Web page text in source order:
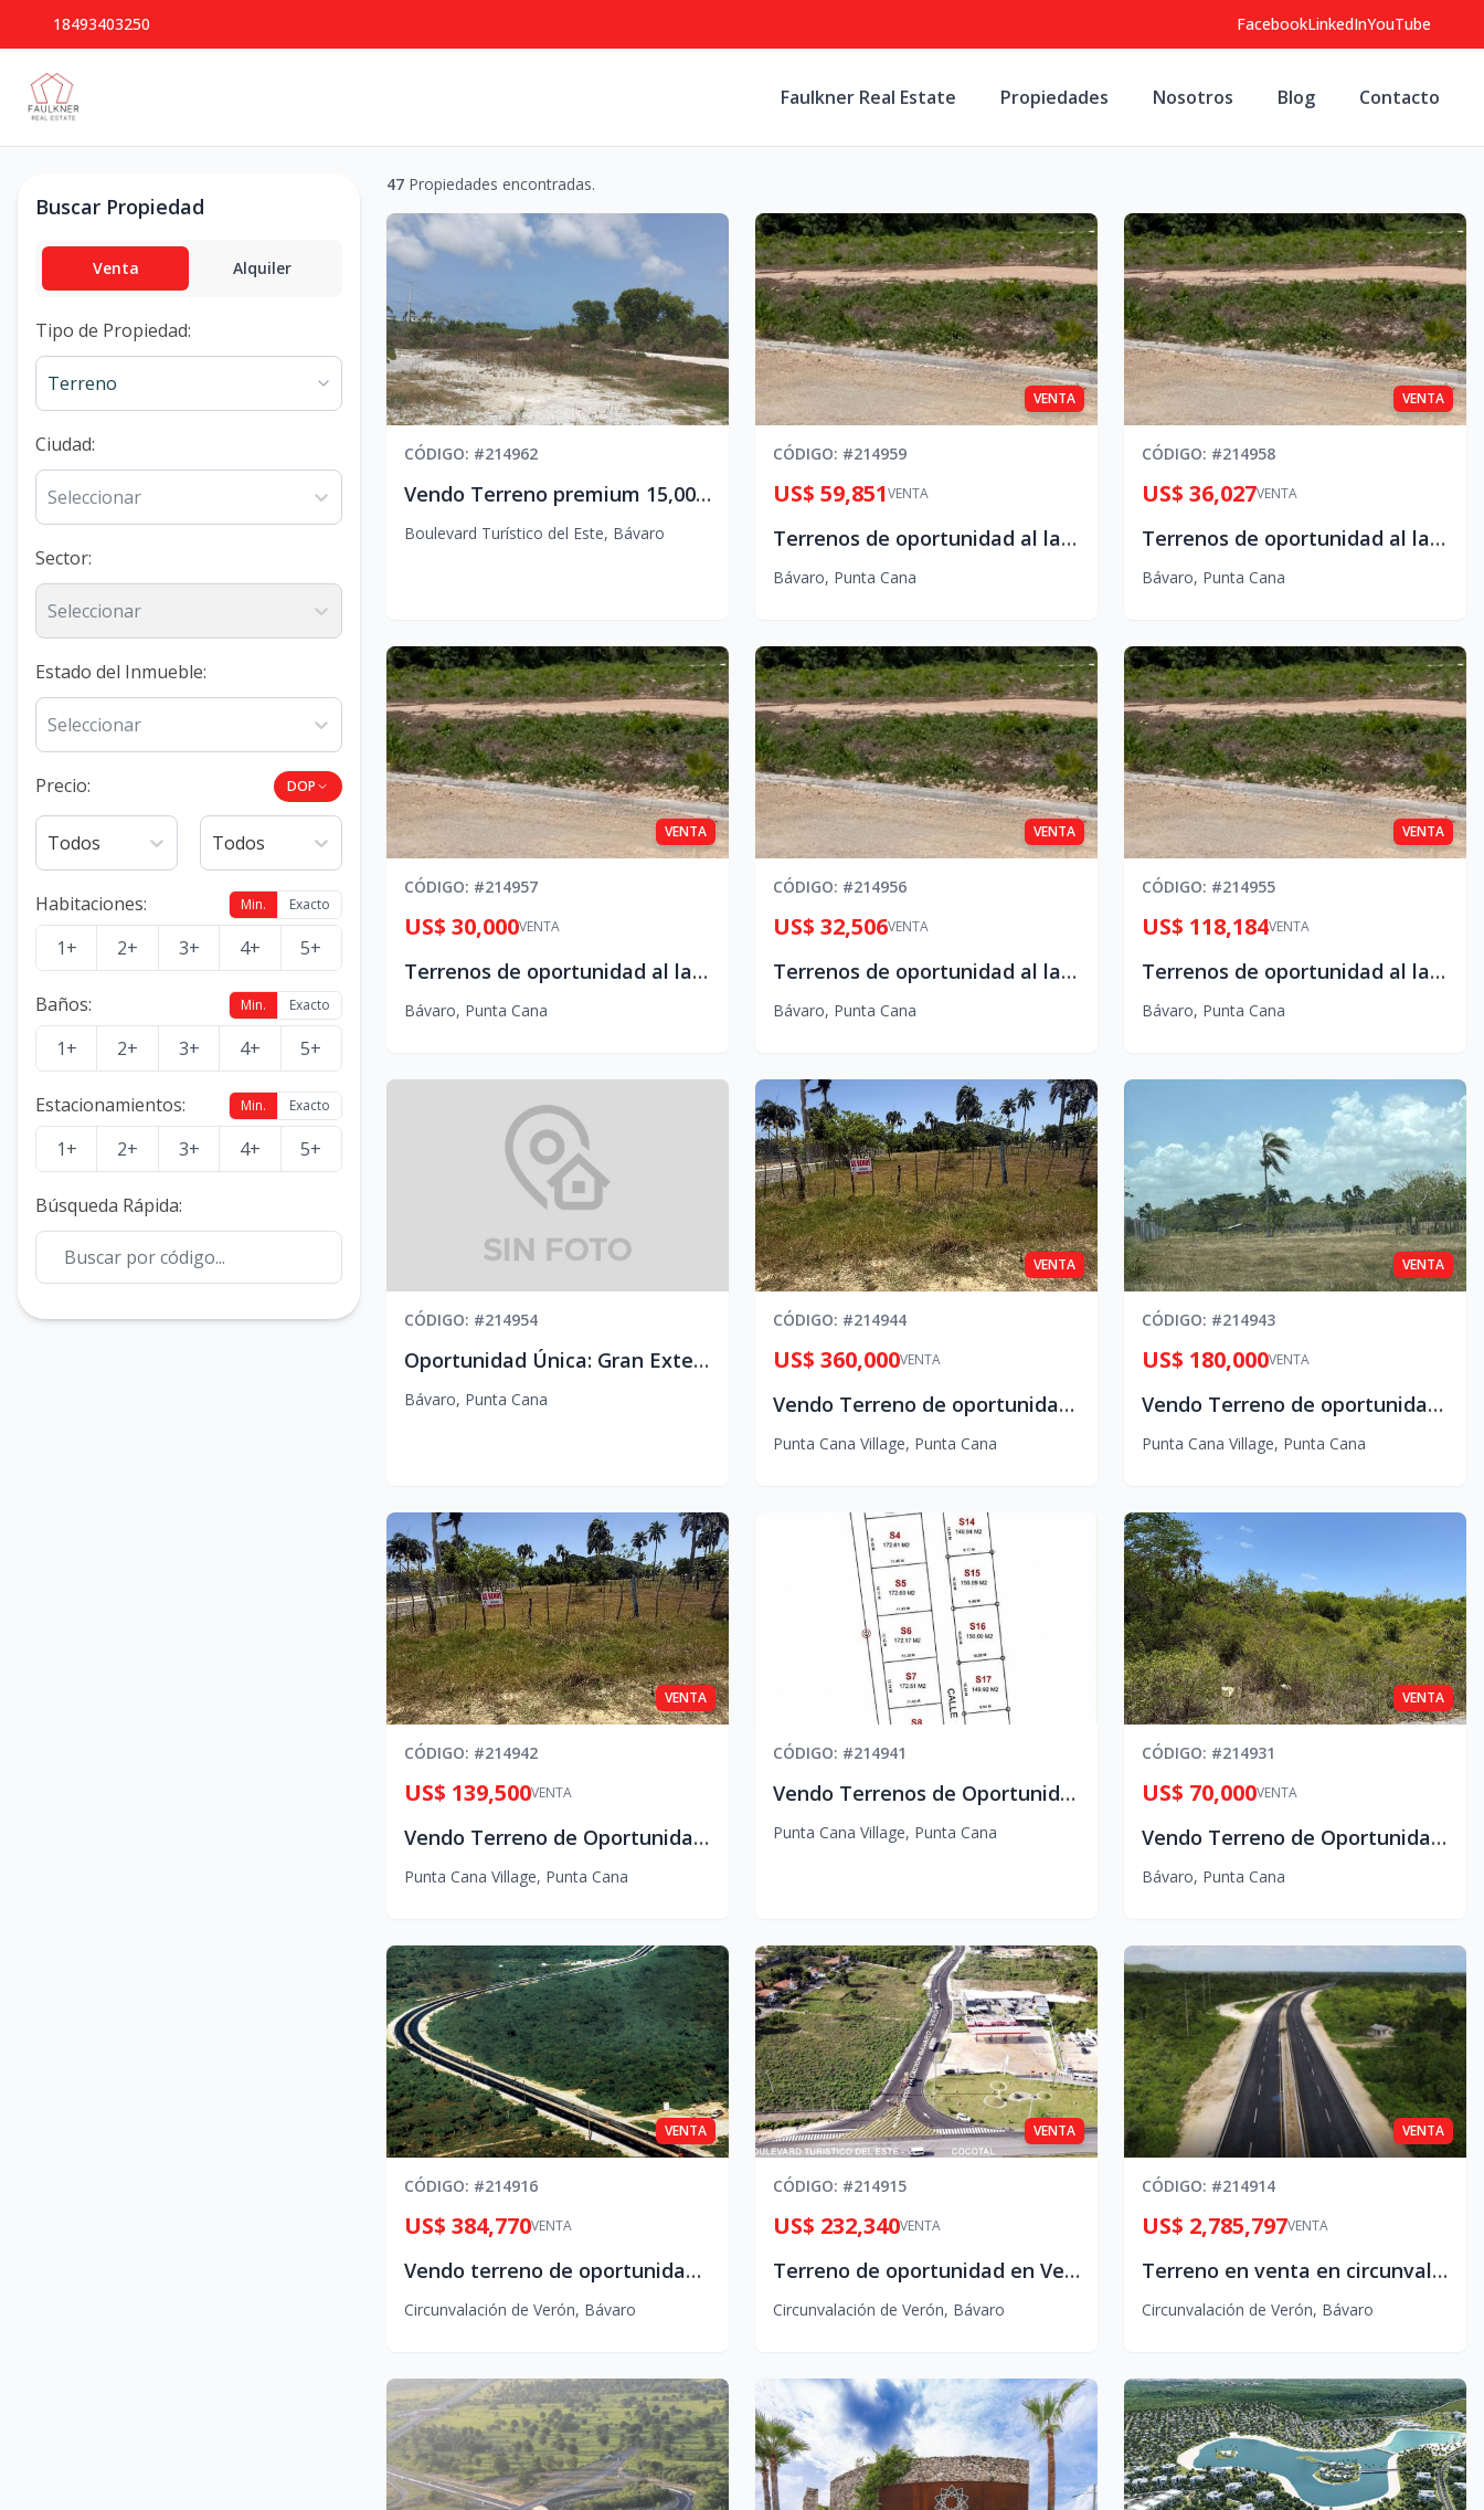
18493403250 FacebookLinkedInYouTube
Faulkner Real Estate Propiedades Nosotros Blog Contacto
Buscar Propiedad
Venta Alquiler
Tipo de Propiedad:
Terreno
Ciudad:
Seleccionar
Sector:
Seleccionar
Estado del Inmueble:
Seleccionar
Precio: DOP
Todos Todos
Habitaciones: Min. Exacto
1+ 2+ 3+ 4+ 5+
Baños: Min. Exacto
1+ 2+ 3+ 4+ 5+
Estacionamientos: Min. Exacto
1+ 2+ 3+ 4+ 5+
Búsqueda Rápida:
47 Propiedades encontradas.
CÓDIGO: #214962
Vendo Terreno premium 15,000 m | US$350/m2 | Blvd. Turistico
Boulevard Turístico del Este, Bávaro
VENTA
CÓDIGO: #214959
VENTA
US$ 59,851
Terrenos de oportunidad al lado de Vista Cana
Bávaro, Punta Cana
VENTA
CÓDIGO: #214958
VENTA
US$ 36,027
Terrenos de oportunidad al lado de Vista Cana
Bávaro, Punta Cana
VENTA
CÓDIGO: #214957
VENTA
US$ 30,000
Terrenos de oportunidad al lado de Vista Cana
Bávaro, Punta Cana
VENTA
CÓDIGO: #214956
VENTA
US$ 32,506
Terrenos de oportunidad al lado de Vista Cana
Bávaro, Punta Cana
VENTA
CÓDIGO: #214955
VENTA
US$ 118,184
Terrenos de oportunidad al lado de Vista Cana
Bávaro, Punta Cana
CÓDIGO: #214954
Oportunidad Única: Gran Extensión de Terreno en venta.
Bávaro, Punta Cana
VENTA
CÓDIGO: #214944
VENTA
US$ 360,000
Vendo Terreno de oportunidad en Costa Macao
Punta Cana Village, Punta Cana
VENTA
CÓDIGO: #214943
VENTA
US$ 180,000
Vendo Terreno de oportunidad en Costa Macao
Punta Cana Village, Punta Cana
VENTA
CÓDIGO: #214942
VENTA
US$ 139,500
Vendo Terreno de Oportunidad en Costa Macao.
Punta Cana Village, Punta Cana
CÓDIGO: #214941
Vendo Terrenos de Oportunidad desde US$90 el m²
Punta Cana Village, Punta Cana
VENTA
CÓDIGO: #214931
VENTA
US$ 70,000
Vendo Terreno de Oportunidad en Cabo Engaño, Punta Cana
Bávaro, Punta Cana
VENTA
CÓDIGO: #214916
VENTA
US$ 384,770
Vendo terreno de oportunidad en Verón–Bávaro
Circunvalación de Verón, Bávaro
VENTA
CÓDIGO: #214915
VENTA
US$ 232,340
Terreno de oportunidad en Verón-Bávaro
Circunvalación de Verón, Bávaro
VENTA
CÓDIGO: #214914
VENTA
US$ 2,785,797
Terreno en venta en circunvalación de Verón – Bavaro
Circunvalación de Verón, Bávaro